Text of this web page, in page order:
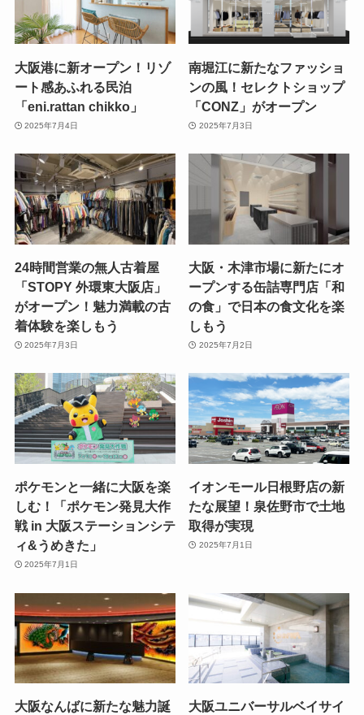
大阪港に新オープン！リゾ
ート感あふれる民泊
「eni.rattan chikko」
2025年7月4日
南堀江に新たなファッショ
ンの風！セレクトショップ
「CONZ」がオープン
2025年7月3日
24時間営業の無人古着屋
「STOPY 外環東大阪店」
がオープン！魅力満載の古
着体験を楽しもう
2025年7月3日
大阪・木津市場に新たにオ
ープンする缶詰専門店「和
の食」で日本の食文化を楽
しもう
2025年7月2日
ポケモンと一緒に大阪を楽
しむ！「ポケモン発見大作
戦 in 大阪ステーションシテ
ィ&うめきた」
2025年7月1日
イオンモール日根野店の新
たな展望！泉佐野市で土地
取得が実現
2025年7月1日
大阪なんばに新たな魅力誕
大阪ユニバーサルベイサイ